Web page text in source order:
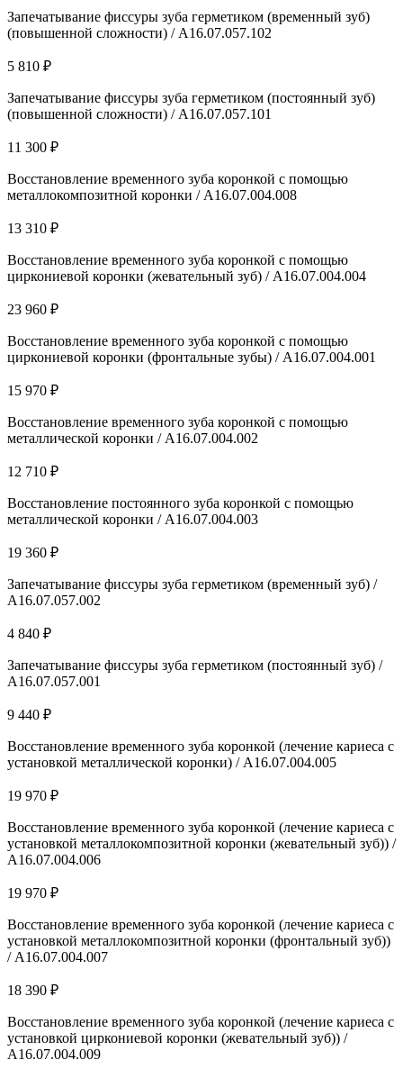
Запечатывание фиссуры зуба герметиком (временный зуб)
(повышенной сложности) / А16.07.057.102
5 810 ₽
Запечатывание фиссуры зуба герметиком (постоянный зуб)
(повышенной сложности) / А16.07.057.101
11 300 ₽
Восстановление временного зуба коронкой с помощью
металлокомпозитной коронки / A16.07.004.008
13 310 ₽
Восстановление временного зуба коронкой с помощью
циркониевой коронки (жевательный зуб) / A16.07.004.004
23 960 ₽
Восстановление временного зуба коронкой с помощью
циркониевой коронки (фронтальные зубы) / A16.07.004.001
15 970 ₽
Восстановление временного зуба коронкой с помощью
металлической коронки / A16.07.004.002
12 710 ₽
Восстановление постоянного зуба коронкой с помощью
металлической коронки / A16.07.004.003
19 360 ₽
Запечатывание фиссуры зуба герметиком (временный зуб) /
А16.07.057.002
4 840 ₽
Запечатывание фиссуры зуба герметиком (постоянный зуб) /
А16.07.057.001
9 440 ₽
Восстановление временного зуба коронкой (лечение кариеса с
установкой металлической коронки) / A16.07.004.005
19 970 ₽
Восстановление временного зуба коронкой (лечение кариеса с
установкой металлокомпозитной коронки (жевательный зуб)) /
A16.07.004.006
19 970 ₽
Восстановление временного зуба коронкой (лечение кариеса с
установкой металлокомпозитной коронки (фронтальный зуб))
/ A16.07.004.007
18 390 ₽
Восстановление временного зуба коронкой (лечение кариеса с
установкой циркониевой коронки (жевательный зуб)) /
A16.07.004.009